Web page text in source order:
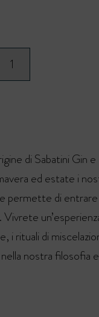
di Sabatini Gin e
ed estate i
permette di
i rituali di
nostra filosofia